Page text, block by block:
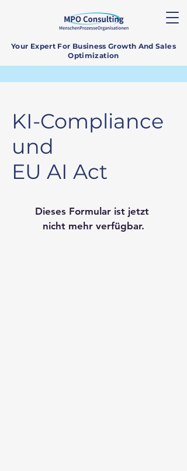
Your Expert For Business Growth And Sales
Optimization
KI-Compliance
und
EU AI Act
Dieses Formular ist jetzt
nicht mehr verfügbar.